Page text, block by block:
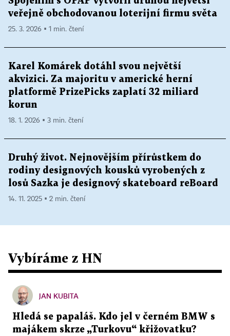
veřejně obchodovanou loterijní firmu světa
25. 3. 2026 ▪ 1 min. čtení
Karel Komárek dotáhl svou největší
akvizici. Za majoritu v americké herní
platformě PrizePicks zaplatí 32 miliard
korun
18. 1. 2026 ▪ 3 min. čtení
Druhý život. Nejnovějším přírůstkem do
rodiny designových kousků vyrobených z
losů Sazka je designový skateboard reBoard
14. 11. 2025 ▪ 2 min. čtení
Vybíráme z HN
JAN KUBITA
Hledá se papaláš. Kdo jel v černém BMW s
majákem skrze „Turkovu“ křižovatku?